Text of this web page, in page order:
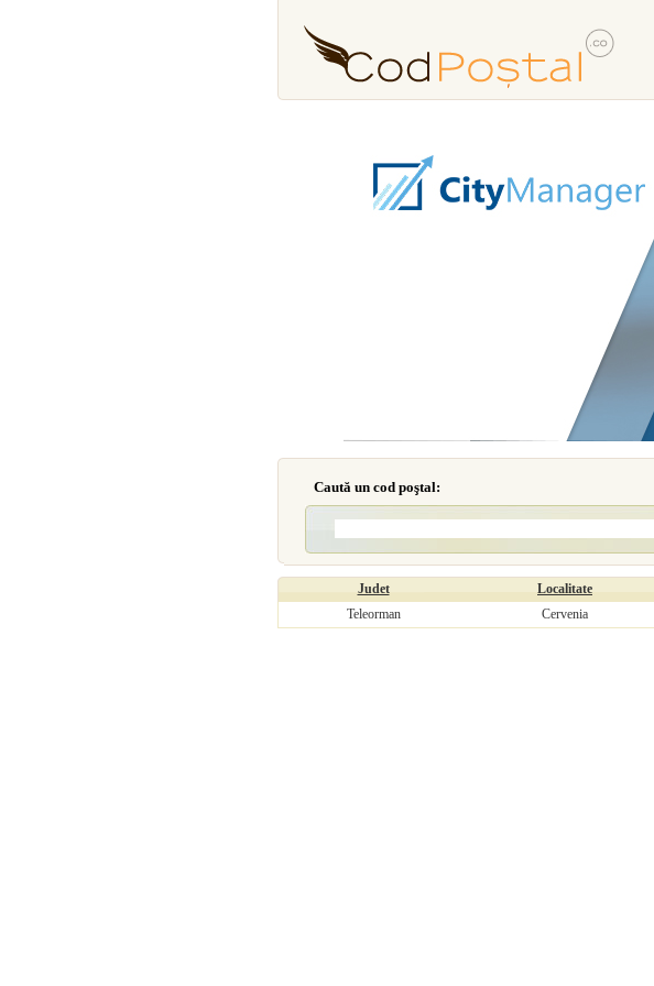
Caută un cod poştal:
Judet Localitate
Teleorman
Cervenia